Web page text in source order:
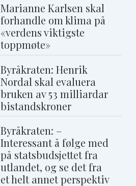
Marianne Karlsen skal
forhandle om klima på
«verdens viktigste
toppmøte»
Byråkraten: Henrik
Nordal skal evaluera
bruken av 53 milliardar
bistandskroner
Byråkraten: –
Interessant å følge med
på statsbudsjettet fra
utlandet, og se det fra
et helt annet perspektiv